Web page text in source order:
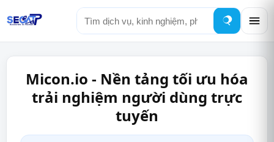
Tìm
kiếm
Micon.io - Nền tảng tối ưu hóa
trải nghiệm người dùng trực
tuyến